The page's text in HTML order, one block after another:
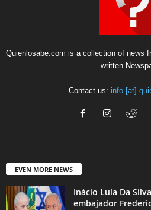
Quienlosabe.com is a collection of news
written
Contact us: info [at]
EVEN MORE NEWS
Inácio Lula Da
embajador